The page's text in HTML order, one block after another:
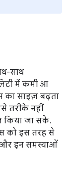
साथ
में कमी आ
का साइज़ बढ़ता
तरीके नहीं
किया जा सके.
को इस तरह से
और इन समस्याओं